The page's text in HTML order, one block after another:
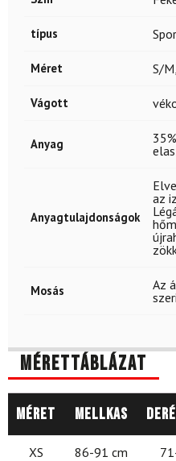
típus
Méret S/M,
Vágott
Anyag
Anyagtulajdonságok
az
Mosás
Az
Mérettáblázat
Méret Mellkas
XS 86-91 cm